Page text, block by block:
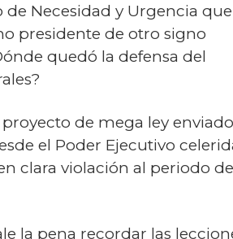
Necesidad y Urgencia que
presidente de otro signo
quedó la defensa del
de mega ley
el Poder Ejecutivo
clara violación al periodo de
la pena recordar las